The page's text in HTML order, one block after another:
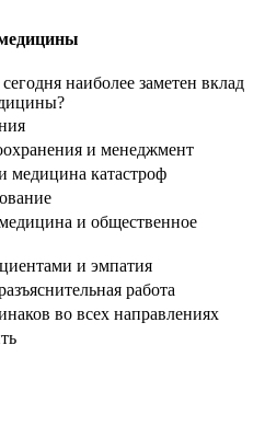
наиболее заметен вклад
и менеджмент
медицина катастроф
и общественное
и эмпатия
работа
во всех направлениях